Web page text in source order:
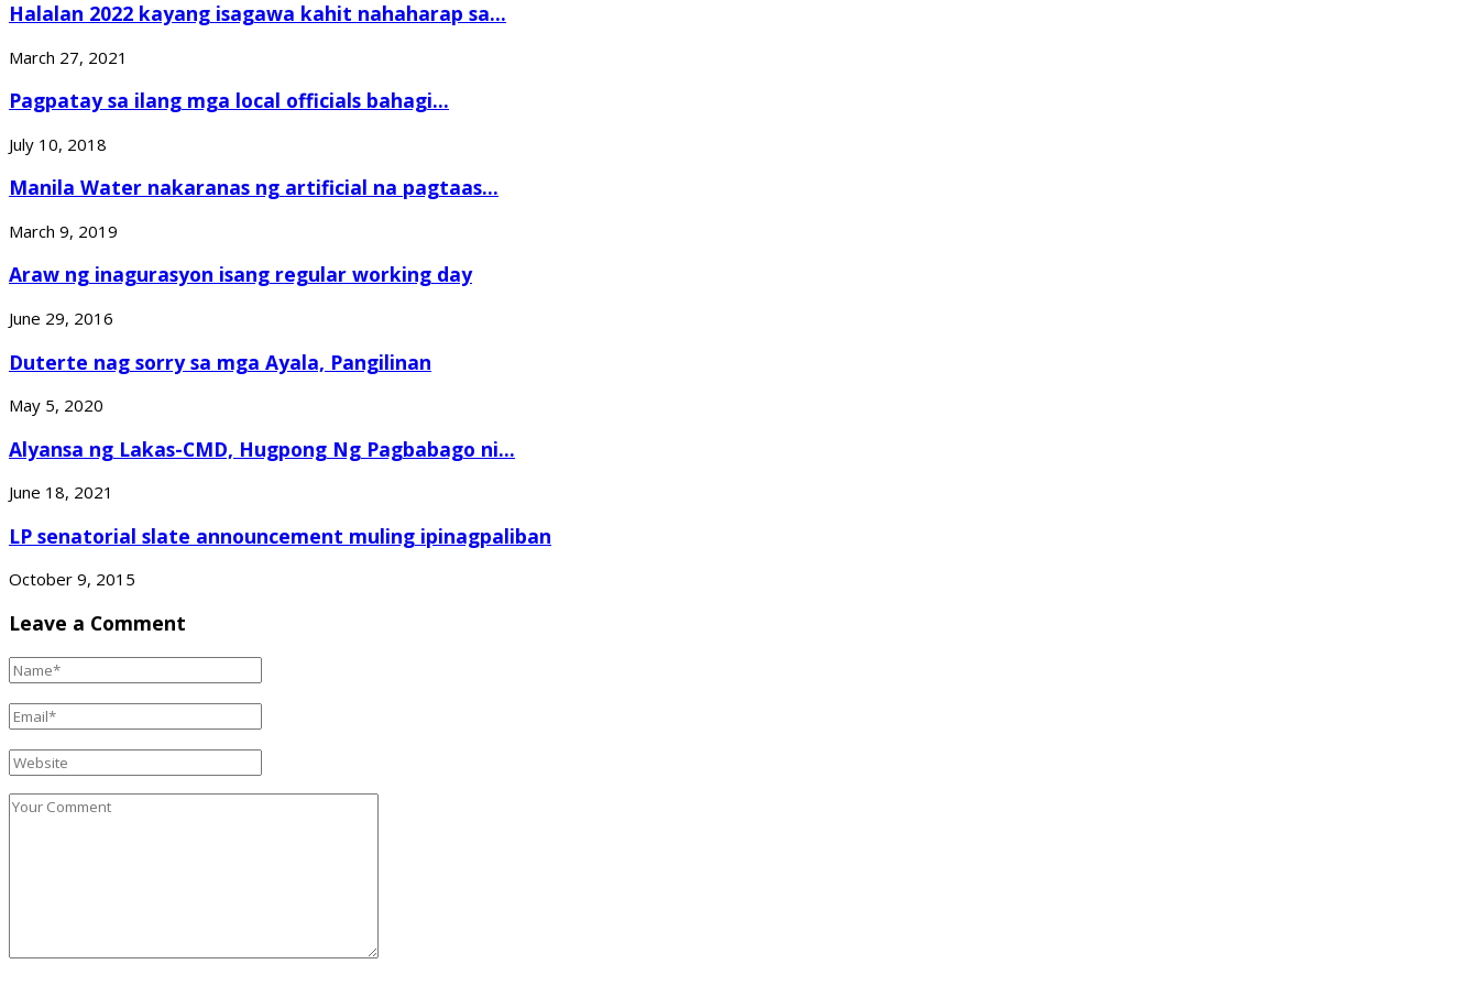
Halalan 2022 kayang isagawa kahit nahaharap sa...
March 27, 2021
Pagpatay sa ilang mga local officials bahagi...
July 10, 2018
Manila Water nakaranas ng artificial na pagtaas...
March 9, 2019
Araw ng inagurasyon isang regular working day
June 29, 2016
Duterte nag sorry sa mga Ayala, Pangilinan
May 5, 2020
Alyansa ng Lakas-CMD, Hugpong Ng Pagbabago ni...
June 18, 2021
LP senatorial slate announcement muling ipinagpaliban
October 9, 2015
Leave a Comment